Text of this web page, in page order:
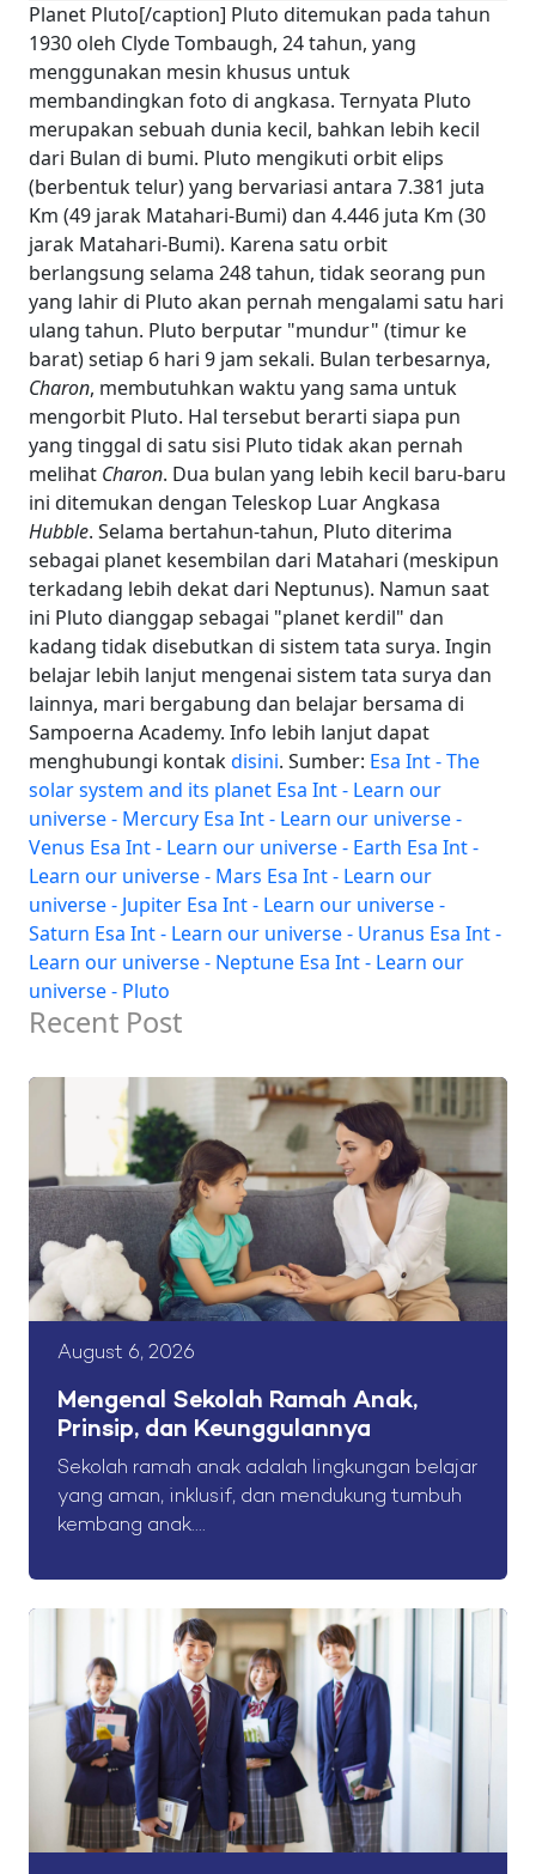
Planet Pluto[/caption] Pluto ditemukan pada tahun
1930 oleh Clyde Tombaugh, 24 tahun, yang
menggunakan mesin khusus untuk
membandingkan foto di angkasa. Ternyata Pluto
merupakan sebuah dunia kecil, bahkan lebih kecil
dari Bulan di bumi. Pluto mengikuti orbit elips
(berbentuk telur) yang bervariasi antara 7.381 juta
Km (49 jarak Matahari-Bumi) dan 4.446 juta Km (30
jarak Matahari-Bumi). Karena satu orbit
berlangsung selama 248 tahun, tidak seorang pun
yang lahir di Pluto akan pernah mengalami satu hari
ulang tahun. Pluto berputar "mundur" (timur ke
barat) setiap 6 hari 9 jam sekali. Bulan terbesarnya,
Charon, membutuhkan waktu yang sama untuk
mengorbit Pluto. Hal tersebut berarti siapa pun
yang tinggal di satu sisi Pluto tidak akan pernah
melihat Charon. Dua bulan yang lebih kecil baru-baru
ini ditemukan dengan Teleskop Luar Angkasa
Hubble. Selama bertahun-tahun, Pluto diterima
sebagai planet kesembilan dari Matahari (meskipun
terkadang lebih dekat dari Neptunus). Namun saat
ini Pluto dianggap sebagai "planet kerdil" dan
kadang tidak disebutkan di sistem tata surya. Ingin
belajar lebih lanjut mengenai sistem tata surya dan
lainnya, mari bergabung dan belajar bersama di
Sampoerna Academy. Info lebih lanjut dapat
menghubungi kontakdisini. Sumber: Esa Int - The
solar system and its planet Esa Int - Learn our
universe - Mercury Esa Int - Learn our universe -
Venus Esa Int - Learn our universe - Earth Esa Int -
Learn our universe - Mars Esa Int - Learn our
universe - Jupiter Esa Int - Learn our universe -
Saturn Esa Int - Learn our universe - Uranus Esa Int -
Learn our universe - Neptune Esa Int - Learn our
universe - Pluto
Recent Post
August 6, 2026
Mengenal Sekolah Ramah Anak,
Prinsip, dan Keunggulannya
Sekolah ramah anak adalah lingkungan belajar
yang aman, inklusif, dan mendukung tumbuh
kembang anak....